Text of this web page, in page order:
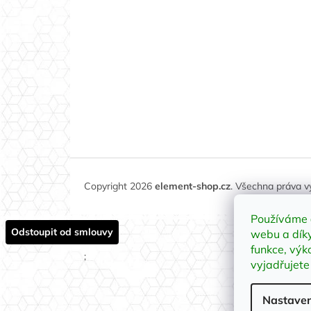
webu a
funkce,
vyjadřujete
Copyright 2026 element-shop.cz. Všechna práva
Odstoupit od smlouvy
;